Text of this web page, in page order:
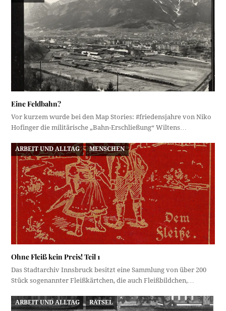
Eine Feldbahn?
Vor kurzem wurde bei den Map Stories: #friedensjahre von Niko
Hofinger die militärische „Bahn-Erschließung“ Wiltens…
ARBEIT UND ALLTAG MENSCHEN
Ohne Fleiß kein Preis! Teil 1
Das Stadtarchiv Innsbruck besitzt eine Sammlung von über 200
Stück sogenannter Fleißkärtchen, die auch Fleißbildchen,…
ARBEIT UND ALLTAG RÄTSEL